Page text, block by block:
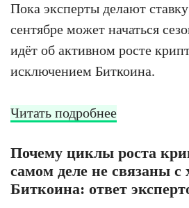
Пока эксперты делают
сентябре может начаться
идёт об активном росте
исключением Биткоина.
Читать подробнее
Почему циклы роста
самом деле не связаны с
Биткоина: ответ